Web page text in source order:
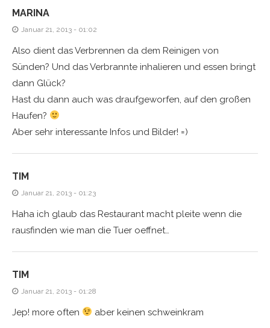
MARINA
Januar 21, 2013 - 01:02
Also dient das Verbrennen da dem Reinigen von
Sünden? Und das Verbrannte inhalieren und essen bringt
dann Glück?
Hast du dann auch was draufgeworfen, auf den großen
Haufen?
Aber sehr interessante Infos und Bilder! =)
TIM
Januar 21, 2013 - 01:23
Haha ich glaub das Restaurant macht pleite wenn die
rausfinden wie man die Tuer oeffnet…
TIM
Januar 21, 2013 - 01:28
Jep! more often aber keinen schweinkram